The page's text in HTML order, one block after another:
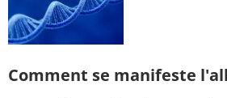
Comment se manifeste